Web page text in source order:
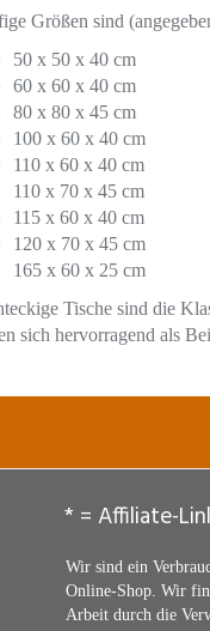
Größen sind
50 x 50 x 40 cm
60 x 60 x 40 cm
80 x 80 x 45 cm
100 x 60 x 40 cm
110 x 60 x 40 cm
110 x 70 x 45 cm
115 x 60 x 40 cm
120 x 70 x 45 cm
165 x 60 x 25 cm
Tische sind die
sich hervorragend als
* = Affiliate-
Wir sind ein
Online-Shop. Wir
Arbeit durch die